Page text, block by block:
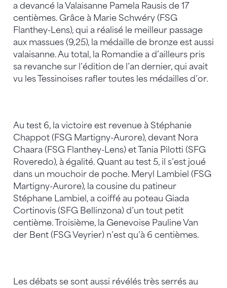
a devancé la Valaisanne Pamela Rausis de 17
centièmes. Grâce à Marie Schwéry (FSG
Flanthey-Lens), qui a réalisé le meilleur passage
aux massues (9,25), la médaille de bronze est aussi
valaisanne. Au total, la Romandie a d’ailleurs pris
sa revanche sur l’édition de l’an dernier, qui avait
vu les Tessinoises rafler toutes les médailles d’or.
Au test 6, la victoire est revenue à Stéphanie
Chappot (FSG Martigny-Aurore), devant Nora
Chaara (FSG Flanthey-Lens) et Tania Pilotti (SFG
Roveredo), à égalité. Quant au test 5, il s’est joué
dans un mouchoir de poche. Meryl Lambiel (FSG
Martigny-Aurore), la cousine du patineur
Stéphane Lambiel, a coiffé au poteau Giada
Cortinovis (SFG Bellinzona) d’un tout petit
centième. Troisième, la Genevoise Pauline Van
der Bent (FSG Veyrier) n’est qu’à 6 centièmes.
Les débats se sont aussi révélés très serrés au